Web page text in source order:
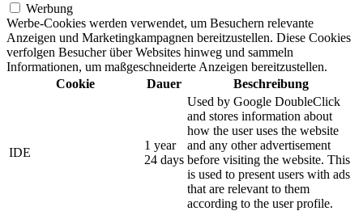
Werbung
Werbe-Cookies werden verwendet, um Besuchern relevante
Anzeigen und Marketingkampagnen bereitzustellen. Diese Cookies
verfolgen Besucher über Websites hinweg und sammeln
Informationen, um maßgeschneiderte Anzeigen bereitzustellen.
Cookie
Dauer Beschreibung
IDE
1 year
24 days
Used by Google DoubleClick
and stores information about
how the user uses the website
and any other advertisement
before visiting the website. This
is used to present users with ads
that are relevant to them
according to the user profile.